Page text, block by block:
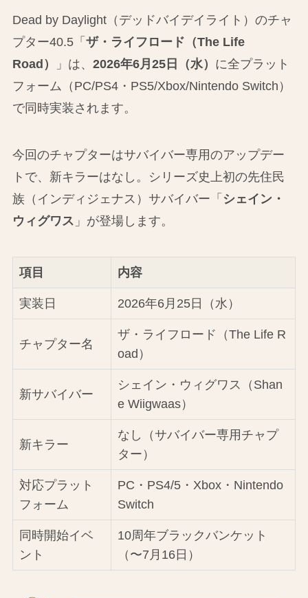
Dead by Daylight（デッドバイデイライト）のチャ
プター40.5「 ザ・ライフロード（The Life
Road）
」は、 2026年6月25日（水） に全プラット
フォーム（PC/PS4・PS5/Xbox/Nintendo Switch）
で同時実装されます。
今回のチャプターはサバイバー専用のアップデー
トで、新キラーはなし。シリーズ史上初の先住民
族（インディジェナス）サバイバー「 シェイン・
ウィグワス 」が登場します。
項目 内容
実装日 2026年6月25日（水）
チャプター名
ザ・ライフロード（The Life R
oad）
新サバイバー
シェイン・ウィグワス（Shan
e Wiigwaas）
新キラー
なし（サバイバー専用チャプ
ター）
対応プラット
フォーム
PC・PS4/5・Xbox・Nintendo
Switch
同時開始イベ
ント
10周年ブラックバンケット
（〜7月16日）